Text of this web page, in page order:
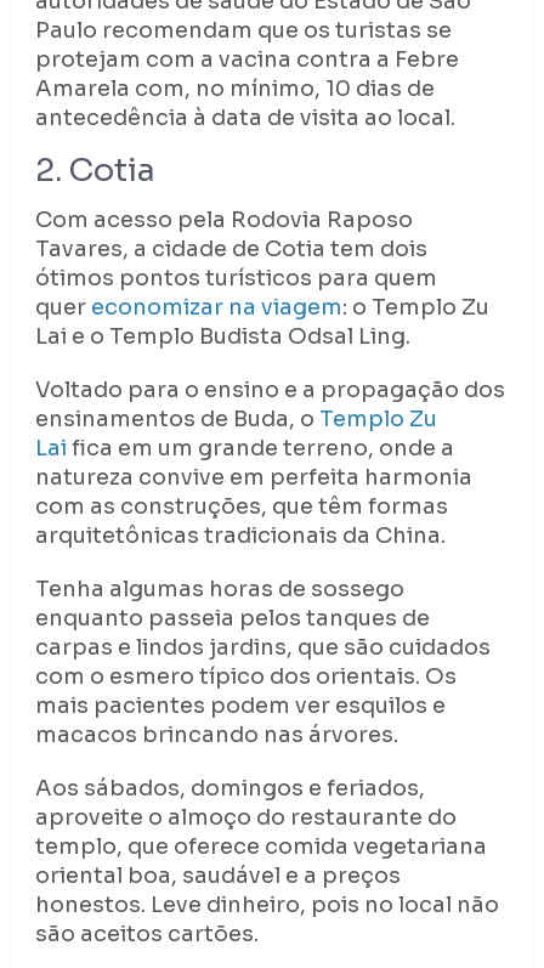
Paulo recomendam que os turistas se
protejam com a vacina contra a Febre
Amarela com, no mínimo, 10 dias de
antecedência à data de visita ao local.
2. Cotia
Com acesso pela Rodovia Raposo
Tavares, a cidade de Cotia tem dois
ótimos pontos turísticos para quem
quer economizar na viagem: o Templo Zu
Lai e o Templo Budista Odsal Ling.
Voltado para o ensino e a propagação dos
ensinamentos de Buda, o Templo Zu
Lai fica em um grande terreno, onde a
natureza convive em perfeita harmonia
com as construções, que têm formas
arquitetônicas tradicionais da China.
Tenha algumas horas de sossego
enquanto passeia pelos tanques de
carpas e lindos jardins, que são cuidados
com o esmero típico dos orientais. Os
mais pacientes podem ver esquilos e
macacos brincando nas árvores.
Aos sábados, domingos e feriados,
aproveite o almoço do restaurante do
templo, que oferece comida vegetariana
oriental boa, saudável e a preços
honestos. Leve dinheiro, pois no local não
são aceitos cartões.